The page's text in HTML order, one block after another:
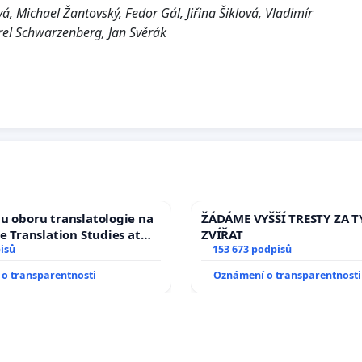
Michael Žantovský, Fedor Gál, Jiřina Šiklová, Vladimír
Jan Svěrák
oboru translatologie na
Translation Studies at
Arts, Charles
o transparentnosti
ŽÁDÁME VYŠŠÍ TRESTY ZA
ZVÍŘAT
153 673 podpisů
Oznámení o transparentnosti